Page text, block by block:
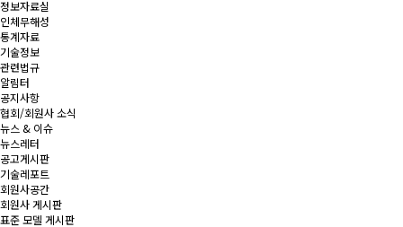
정보자료실
인체무해성
통계자료
기술정보
관련법규
알림터
공지사항
협회/회원사 소식
뉴스 & 이슈
뉴스레터
공고게시판
기술레포트
회원사공간
회원사 게시판
표준 모델 게시판